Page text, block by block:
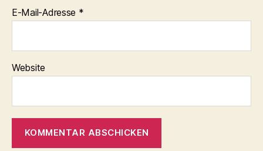
E-Mail-Adresse *
Website